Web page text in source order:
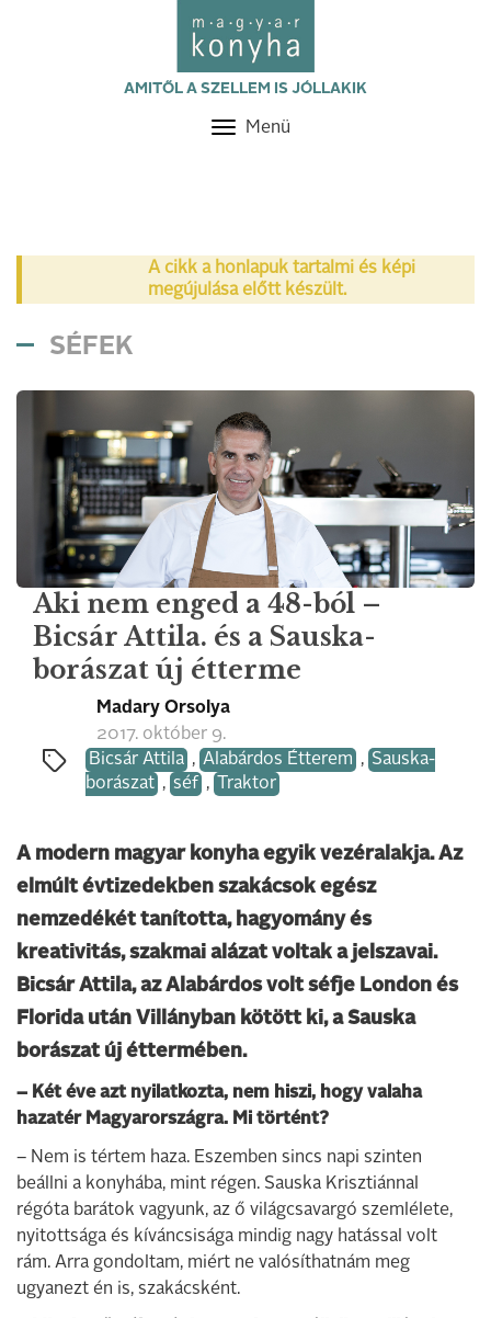
AMITŐL A SZELLEM IS JÓLLAKIK
Toggle
Menü
A cikk a honlapuk tartalmi és képi
megújulása előtt készült.
SÉFEK
Aki nem enged a 48-ból –
Bicsár Attila. és a Sauska-
borászat új étterme
Madary Orsolya
2017. október 9.
Bicsár Attila , Alabárdos Étterem , Sauska-
borászat , séf , Traktor
A modern magyar konyha egyik vezéralakja. Az
elmúlt évtizedekben szakácsok egész
nemzedékét tanította, hagyomány és
kreativitás, szakmai alázat voltak a jelszavai.
Bicsár Attila, az Alabárdos volt séfje London és
Florida után Villányban kötött ki, a Sauska
borászat új éttermében.
– Két éve azt nyilatkozta, nem hiszi, hogy valaha
hazatér Magyarországra. Mi történt?
– Nem is tértem haza. Eszemben sincs napi szinten
beállni a konyhába, mint régen. Sauska Krisztiánnal
régóta barátok vagyunk, az ő világcsavargó szemlélete,
nyitottsága és kíváncsisága mindig nagy hatással volt
rám. Arra gondoltam, miért ne valósíthatnám meg
ugyanezt én is, szakácsként.